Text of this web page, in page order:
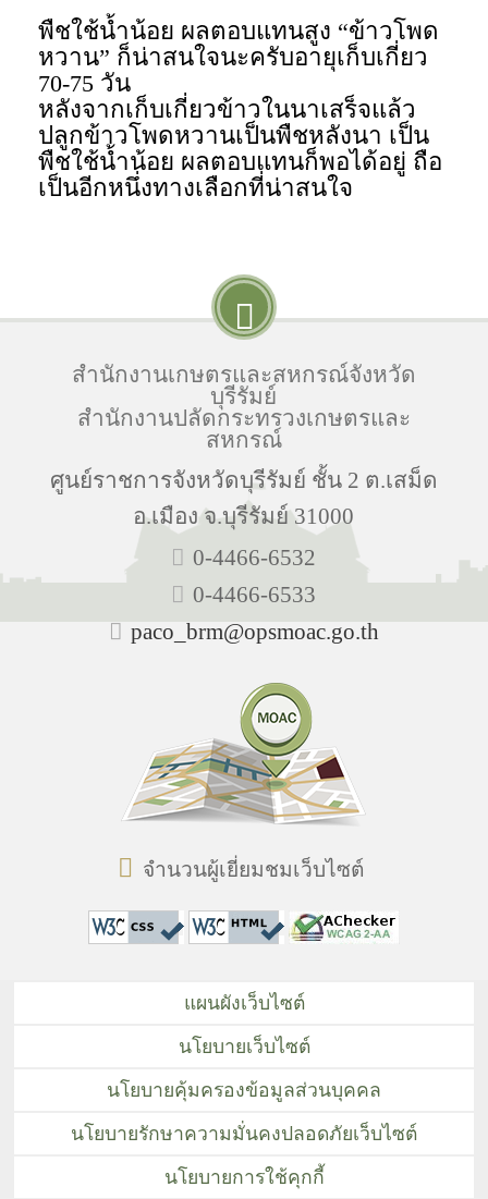
พืชใช้น้ำน้อย ผลตอบแทนสูง “ข้าวโพด
หวาน” ก็น่าสนใจนะครับอายุเก็บเกี่ยว
70-75 วัน
หลังจากเก็บเกี่ยวข้าวในนาเสร็จแล้ว
ปลูกข้าวโพดหวานเป็นพืชหลังนา เป็น
พืชใช้น้ำน้อย ผลตอบแทนก็พอได้อยู่ ถือ
เป็นอีกหนึ่งทางเลือกที่น่าสนใจ
สำนักงานเกษตรและสหกรณ์จังหวัด
บุรีรัมย์
สำนักงานปลัดกระทรวงเกษตรและ
สหกรณ์
ศูนย์ราชการจังหวัดบุรีรัมย์ ชั้น 2 ต.เสม็ด
อ.เมือง จ.บุรีรัมย์ 31000
0-4466-6532
0-4466-6533
paco_brm@opsmoac.go.th
จำนวนผู้เยี่ยมชมเว็บไซต์
แผนผังเว็บไซต์
นโยบายเว็บไซต์
นโยบายคุ้มครองข้อมูลส่วนบุคคล
นโยบายรักษาความมั่นคงปลอดภัยเว็บไซต์
นโยบายการใช้คุกกี้